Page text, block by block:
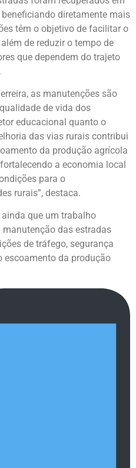
diretamente mais
têm o objetivo de facilitar o
de reduzir o tempo de
que dependem do trajeto
as manutenções são
de vida dos
educacional quanto o
das vias rurais contribui
da produção agrícola
a economia local
para o
rurais”, destaca.
que um trabalho
das estradas
de tráfego, segurança
escoamento da produção